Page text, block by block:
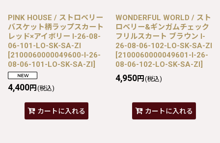
PINK HOUSE / ストロベリー
バスケット柄ラップスカート
レッド×アイボリー I-26-08-
06-101-LO-SK-SA-ZI
[2100060000049600-I-26-
08-06-101-LO-SK-SA-ZI]
4,400円 (税込)
カートに入れる
WONDERFUL WORLD / スト
ロベリー&ギンガムチェック
フリルスカート ブラウン I-
26-08-06-102-LO-SK-SA-ZI
[2100060000049601-I-26-
08-06-102-LO-SK-SA-ZI]
4,950円 (税込)
カートに入れる